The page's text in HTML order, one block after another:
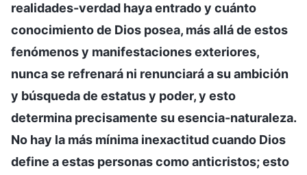
realidades-verdad haya entrado y cuánto
conocimiento de Dios posea, más allá de estos
fenómenos y manifestaciones exteriores,
nunca se refrenará ni renunciará a su ambición
y búsqueda de estatus y poder, y esto
determina precisamente su esencia-naturaleza.
No hay la más mínima inexactitud cuando Dios
define a estas personas como anticristos; esto